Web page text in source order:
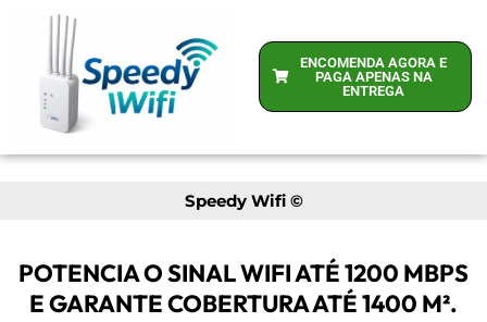
ENCOMENDA AGORA E
PAGA APENAS NA
ENTREGA
Speedy Wifi ©
POTENCIA O SINAL WIFI ATÉ 1200 MBPS
E GARANTE COBERTURA ATÉ 1400 M².